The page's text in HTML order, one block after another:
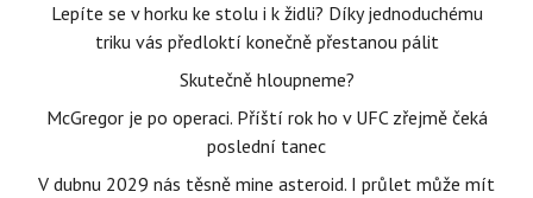
Lepíte se v horku ke stolu i k židli? Díky jednoduchému
triku vás předloktí konečně přestanou pálit
Skutečně hloupneme?
McGregor je po operaci. Příští rok ho v UFC zřejmě čeká
poslední tanec
V dubnu 2029 nás těsně mine asteroid. I průlet může mít